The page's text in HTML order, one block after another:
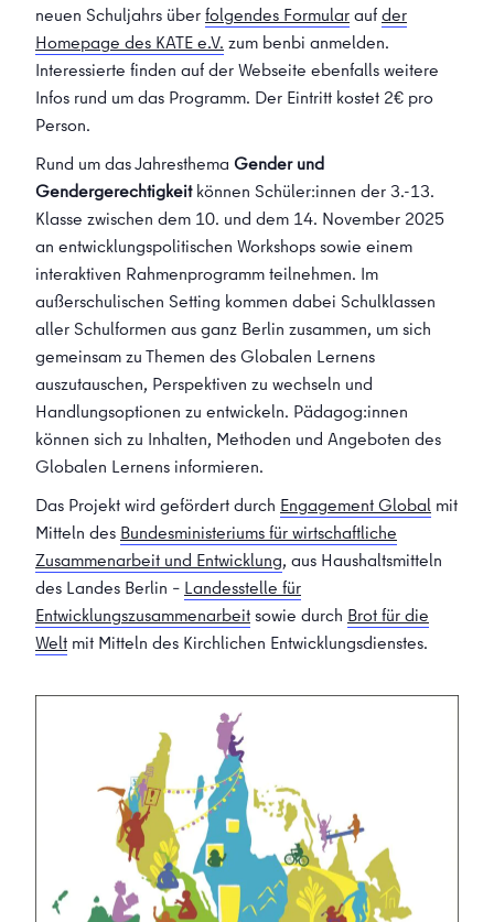
neuen Schuljahrs überfolgendes Formularaufder
Homepage des KATE e.V. zum benbi anmelden.
Interessierte finden auf der Webseite ebenfalls weitere
Infos rund um das Programm. Der Eintritt kostet 2€ pro
Person.
Rund um das Jahresthema Gender und
Gendergerechtigkeitkönnen Schüler:innen der 3.-13.
Klasse zwischen dem 10. und dem 14. November 2025
an entwicklungspolitischen Workshops sowie einem
interaktiven Rahmenprogramm teilnehmen. Im
außerschulischen Setting kommen dabei Schulklassen
aller Schulformen aus ganz Berlin zusammen, um sich
gemeinsam zu Themen des Globalen Lernens
auszutauschen, Perspektiven zu wechseln und
Handlungsoptionen zu entwickeln. Pädagog:innen
können sich zu Inhalten, Methoden und Angeboten des
Globalen Lernens informieren.
Das Projekt wird gefördert durch Engagement Global mit
Mitteln des Bundesministeriums für wirtschaftliche
Zusammenarbeit und Entwicklung, aus Haushaltsmitteln
des Landes Berlin – Landesstelle für
Entwicklungszusammenarbeitsowie durch Brot für die
Welt mit Mitteln des Kirchlichen Entwicklungsdienstes.